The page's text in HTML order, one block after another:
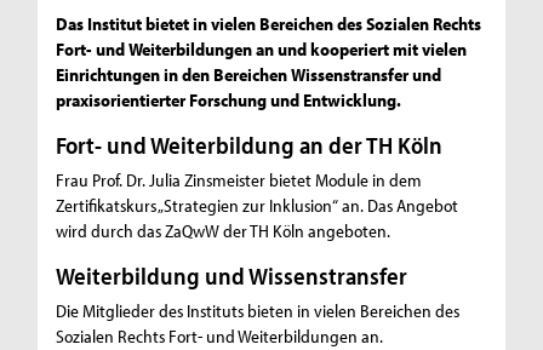
Das Institut bietet in vielen Bereichen des Sozialen Rechts
Fort- und Weiterbildungen an und kooperiert mit vielen
Einrichtungen in den Bereichen Wissenstransfer und
praxisorientierter Forschung und Entwicklung.
Fort- und Weiterbildung an der TH Köln
Frau Prof. Dr. Julia Zinsmeister bietet Module in dem
Zertifikatskurs „Strategien zur Inklusion“ an. Das Angebot
wird durch das ZaQwW der TH Köln angeboten.
Weiterbildung und Wissenstransfer
Die Mitglieder des Instituts bieten in vielen Bereichen des
Sozialen Rechts Fort- und Weiterbildungen an.